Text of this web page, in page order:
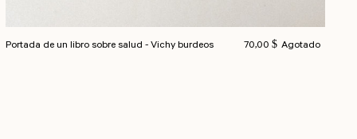
Portada de un libro sobre salud - Vichy burdeos Precio habitual
70,00 $ Agotado